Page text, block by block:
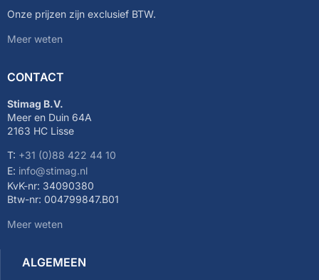
Onze prijzen zijn exclusief BTW.
Meer weten
CONTACT
Stimag B.V.
Meer en Duin 64A
2163 HC Lisse
T: +31 (0)88 422 44 10
E: info@stimag.nl
KvK-nr: 34090380
Btw-nr: 004799847.B01
Meer weten
ALGEMEEN